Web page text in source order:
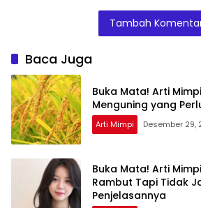
Teman Ternyata
Ini Artinya
Menurut Pakar
Tambah
Baca Juga
Buka Mata! Arti
Menguning
Arti Mimpi Desember 29,
Buka Mata! Arti
Rambut Tapi Tidak
Penjelasannya